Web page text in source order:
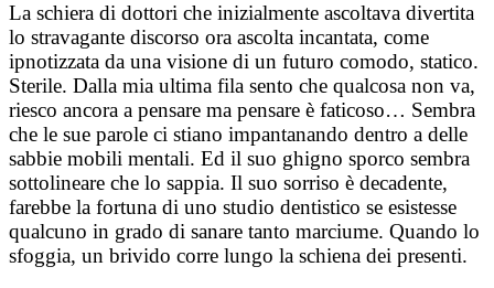
La schiera di dottori che inizialmente ascoltava divertita
lo stravagante discorso ora ascolta incantata, come
ipnotizzata da una visione di un futuro comodo, statico.
Sterile. Dalla mia ultima fila sento che qualcosa non va,
riesco ancora a pensare ma pensare è faticoso… Sembra
che le sue parole ci stiano impantanando dentro a delle
sabbie mobili mentali. Ed il suo ghigno sporco sembra
sottolineare che lo sappia. Il suo sorriso è decadente,
farebbe la fortuna di uno studio dentistico se esistesse
qualcuno in grado di sanare tanto marciume. Quando lo
sfoggia, un brivido corre lungo la schiena dei presenti.